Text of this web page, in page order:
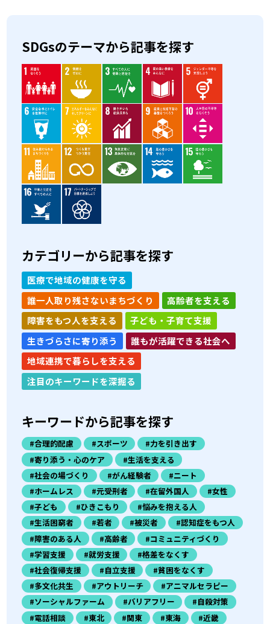
SDGsのテーマから記事を探す
カテゴリーから記事を探す
医療で地域の健康を守る
誰一人取り残さないまちづくり
高齢者を支える
障害をもつ人を支える
子ども・子育て支援
生きづらさに寄り添う
誰もが活躍できる社会へ
地域連携で暮らしを支える
注目のキーワードを深掘る
キーワードから記事を探す
#合理的配慮 #スポーツ
#力を引き出す
#寄り添う・心のケア
#生活を支える
#社会の場づくり
#がん経験者
#ニート
#ホームレス
#元受刑者 #在留外国人
#女性
#子ども
#ひきこもり
#悩みを抱える人
#生活困窮者
#若者 #被災者
#認知症をもつ人
#障害のある人
#高齢者
#コミュニティづくり
#学習支援
#就労支援
#格差をなくす
#社会復帰支援
#自立支援
#貧困をなくす
#多文化共生
#アウトリーチ
#アニマルセラピー
#ソーシャルファーム
#バリアフリー
#自殺対策
#電話相談
#東北 #関東 #東海
#近畿